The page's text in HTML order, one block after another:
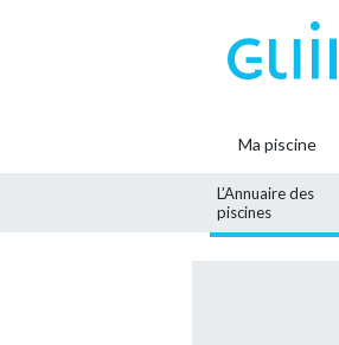
Ma piscine
L’Annuaire des
piscines